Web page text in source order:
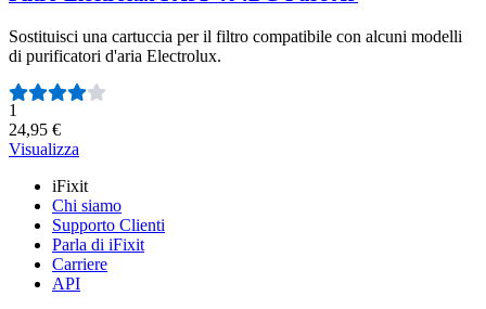
Sostituisci una cartuccia per il filtro compatibile con alcuni modelli
di purificatori d'aria Electrolux.
Numero di recensioni:
1
24,95 €
Visualizza
iFixit
Chi siamo
Supporto Clienti
Parla di iFixit
Carriere
API